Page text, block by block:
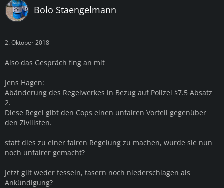
Bolo Staengelmann
2. Oktober 2018
Also das Gespräch fing an mit
Jens Hagen:
Abänderung des Regelwerkes in Bezug auf Polizei §7.5 Absatz
2.
Diese Regel gibt den Cops einen unfairen Vorteil gegenüber
den Zivilisten.
statt dies zu einer fairen Regelung zu machen, wurde sie nun
noch unfairer gemacht?
Jetzt gilt weder fesseln, tasern noch niederschlagen als
Ankündigung?